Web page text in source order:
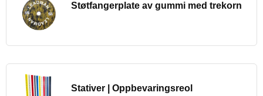
Støtfangerplate av gummi med trekorn
Stativer | Oppbevaringsreol